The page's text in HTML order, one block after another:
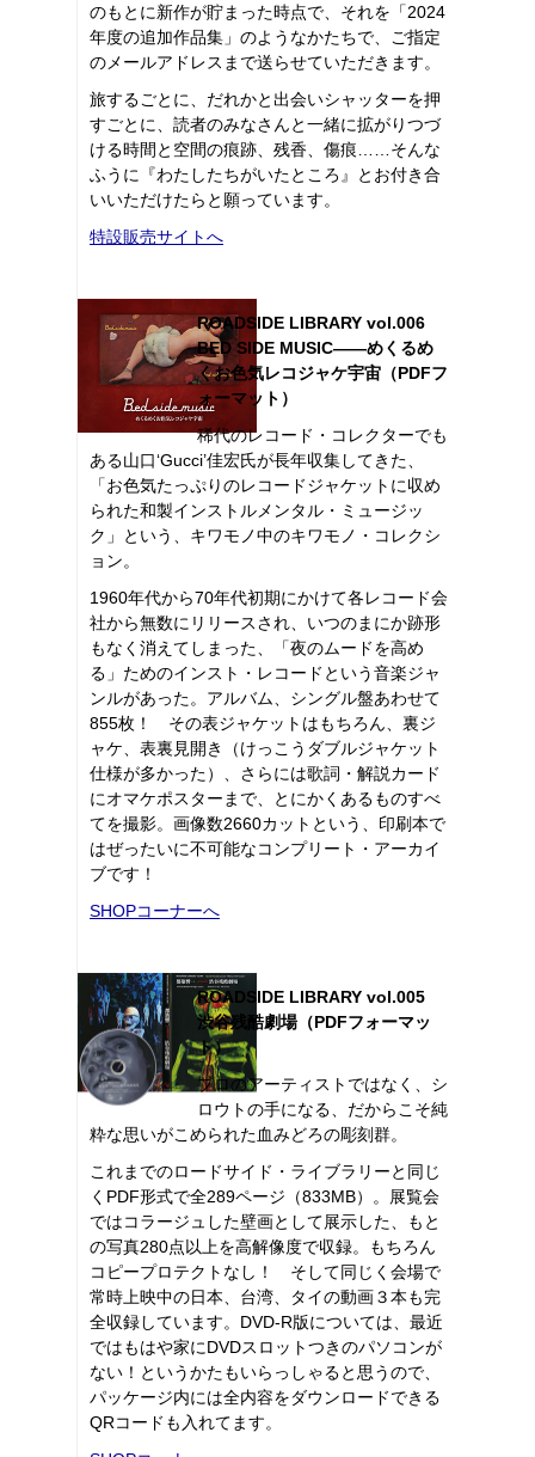
のもとに新作が貯まった時点で、それを「2024
年度の追加作品集」のようなかたちで、ご指定
のメールアドレスまで送らせていただきます。
旅するごとに、だれかと出会いシャッターを押
すごとに、読者のみなさんと一緒に拡がりつづ
ける時間と空間の痕跡、残香、傷痕……そんな
ふうに『わたしたちがいたところ』とお付き合
いいただけたらと願っています。
特設販売サイトへ
ROADSIDE LIBRARY vol.006
BED SIDE MUSIC――めくるめ
くお色気レコジャケ宇宙（PDFフ
ォーマット）
稀代のレコード・コレクターでも
ある山口‘Gucci’佳宏氏が長年収集してきた、
「お色気たっぷりのレコードジャケットに収め
られた和製インストルメンタル・ミュージッ
ク」という、キワモノ中のキワモノ・コレクシ
ョン。
1960年代から70年代初期にかけて各レコード会
社から無数にリリースされ、いつのまにか跡形
もなく消えてしまった、「夜のムードを高め
る」ためのインスト・レコードという音楽ジャ
ンルがあった。アルバム、シングル盤あわせて
855枚！ その表ジャケットはもちろん、裏ジ
ャケ、表裏見開き（けっこうダブルジャケット
仕様が多かった）、さらには歌詞・解説カード
にオマケポスターまで、とにかくあるものすべ
てを撮影。画像数2660カットという、印刷本で
はぜったいに不可能なコンプリート・アーカイ
ブです！
SHOPコーナーへ
ROADSIDE LIBRARY vol.005
渋谷残酷劇場（PDFフォーマッ
ト）
プロのアーティストではなく、シ
ロウトの手になる、だからこそ純
粋な思いがこめられた血みどろの彫刻群。
これまでのロードサイド・ライブラリーと同じ
くPDF形式で全289ページ（833MB）。展覧会
ではコラージュした壁画として展示した、もと
の写真280点以上を高解像度で収録。もちろん
コピープロテクトなし！ そして同じく会場で
常時上映中の日本、台湾、タイの動画３本も完
全収録しています。DVD-R版については、最近
ではもはや家にDVDスロットつきのパソコンが
ない！というかたもいらっしゃると思うので、
パッケージ内には全内容をダウンロードできる
QRコードも入れてます。